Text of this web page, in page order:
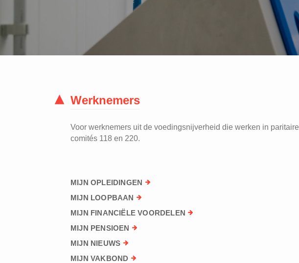
Werknemers
Voor werknemers uit de voedingsnijverheid die werken in paritaire
comités 118 en 220.
MIJN OPLEIDINGEN
MIJN LOOPBAAN
MIJN FINANCIËLE VOORDELEN
MIJN PENSIOEN
MIJN NIEUWS
MIJN VAKBOND